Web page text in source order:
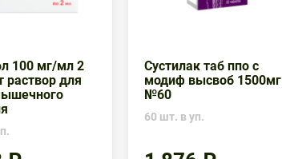
100 мг/мл 2
раствор для
Сустилак таб ппо с
модиф высвоб 1500мг
№60
60 шт. в уп.